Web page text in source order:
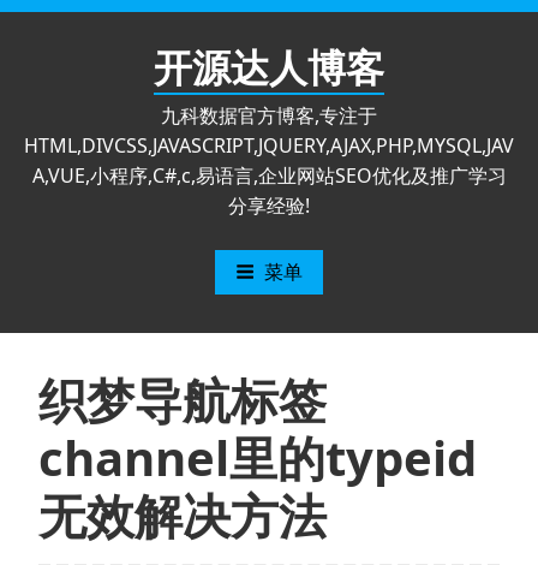
跳
开源达人博客
九科数据官方博客,专注于
HTML,DIVCSS,JAVASCRIPT,JQUERY,AJAX,PHP,MYSQL,JAV
A,VUE,小程序,C#,c,易语言,企业网站SEO优化及推广学习
分享经验!
菜单
织梦导航标签
channel里的typeid
无效解决方法